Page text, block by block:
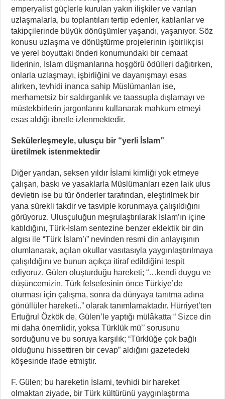
emperyalist güçlerle kurulan yakın ilişkiler ve varılan
uzlaşmalarla, bu toplantıları tertip edenler, katılanlar ve
takipçilerinde büyük dönüşümler yaşandı, yaşanıyor. Söz
konusu uzlaşma ve dönüştürme projelerinin işbirlikçisi
ve yerel boyuttaki önderi konumundaki bir cemaat
liderinin, İslam düşmanlarına hoşgörü ödülleri dağıtırken,
onlarla uzlaşmayı, işbirliğini ve dayanışmayı esas
alırken, tevhidi inanca sahip Müslümanları ise,
merhametsiz bir saldırganlık ve taassupla dışlamayı ve
müstekbirlerin jargonlarını kullanarak mahkum etmeyi
esas aldığı ibretle izlenmektedir.
Sekülerleşmeyle, ulusçu bir “yerli İslam”
üretilmek istenmektedir
Diğer yandan, seksen yıldır İslami kimliği yok etmeye
çalışan, baskı ve yasaklarla Müslümanları ezen laik ulus
devletin ise bu tür önderler tarafından, eleştirilmek bir
yana sürekli takdir ve tasviple korunmaya çalışıldığını
görüyoruz. Ulusçuluğun meşrulaştırılarak İslam’ın içine
katıldığını, Türk-İslam sentezine benzer eklektik bir din
algısı ile “Türk İslam’ı” nevinden resmi din anlayışının
olumlanarak, açılan okullar vasıtasıyla yaygınlaştırılmaya
çalışıldığını ve bunun açıkça itiraf edildiğini tespit
ediyoruz. Gülen oluşturduğu hareketi; “…kendi duygu ve
düşüncemizin, Türk felsefesinin önce Türkiye’de
oturması için çalışma, sonra da dünyaya tanıtma adına
gönüllüler hareketi..” olarak tanımlamaktadır. Hürriyet’ten
Ertuğrul Özkök de, Gülen’le yaptığı mülâkatta “ Sizce din
mi daha önemlidir, yoksa Türklük mü’’ sorusunu
sorduğunu ve bu soruya karşılık; “Türklüğe çok bağlı
olduğunu hissettiren bir cevap” aldığını gazetedeki
köşesinde ifade etmiştir.
F. Gülen; bu hareketin İslami, tevhidi bir hareket
olmaktan ziyade, bir Türk kültürünü yaygınlaştırma